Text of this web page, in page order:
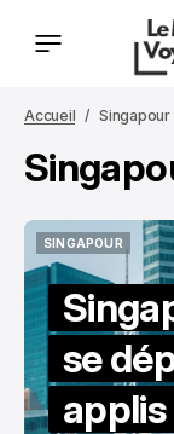
Accueil Singapour
SINGAPOUR
SINGAPOUR
se